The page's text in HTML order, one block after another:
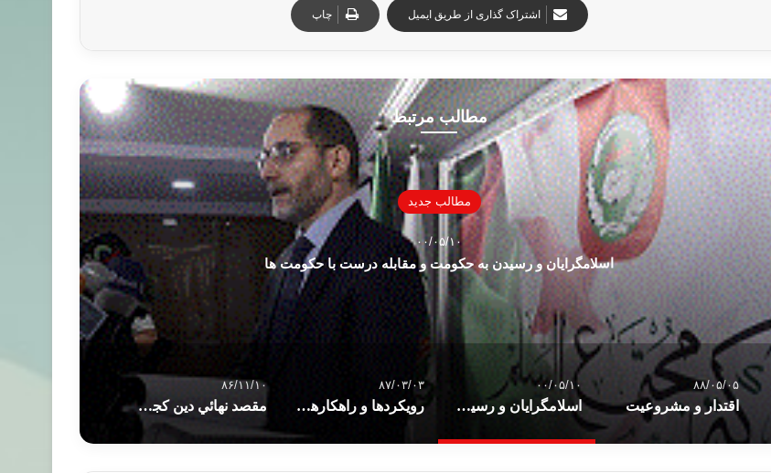
اشتراک گذاری از طریق ایمیل چاپ
مطالب مرتبط
مطالب جدید
۰۰/۰۵/۱۰
اسلامگرایان و رسیدن به حکومت و مقابله درست با حکومت ها
۸۸/۰۵/۰۵
اقتدار و مشروعیت
۰۰/۰۵/۱۰
اسلامگرایان و رسیدن به حکومت و مقابله درست با حکومت ها
۸۷/۰۳/۰۳
رويكردها و راهكارها­ی جماعت دعوت و اصلاح /
۸۶/۱۱/۱۰
مقصد نهائي دين كجاست ؟